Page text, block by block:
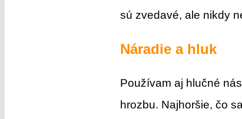
sú zvedavé, ale nikdy
Náradie a hluk
Používam aj hlučné
hrozbu. Najhoršie, čo